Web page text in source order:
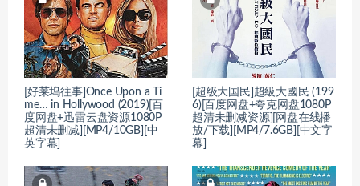
[好莱坞往事]Once Upon a Ti
me… in Hollywood (2019)[百
度网盘+迅雷云盘资源1080P
超清未删减][MP4/10GB][中
英字幕]
[超级大国民]超級大國民 (199
6)[百度网盘+夸克网盘1080P
超清未删减资源][网盘在线播
放/下载][MP4/7.6GB][中文字
幕]